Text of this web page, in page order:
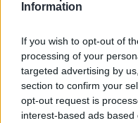
Information
If you wish to opt-out of
processing of your
targeted advertising by
section to confirm your
opt-out request is
interest-based ads
versenyeket, vagy
nemmel válaszolnék
Business of
termék pont olyan,